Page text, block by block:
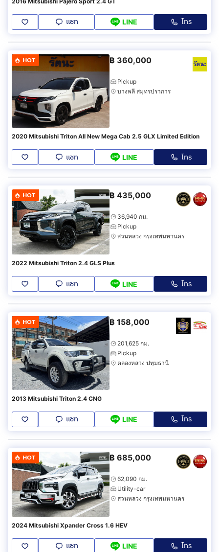
แชท LINE โทร
HOT ฿ 360,000
Pickup
บางพลี สมุทรปราการ
2020 Mitsubishi Triton All New Mega Cab 2.5 GLX Limited Edition
แชท LINE โทร
HOT ฿ 435,000
36,940 กม.
Pickup
สวนหลวง กรุงเทพมหานคร
2022 Mitsubishi Triton 2.4 GLS Plus
แชท LINE โทร
HOT ฿ 158,000
201,625 กม.
Pickup
คลองหลวง ปทุมธานี
2013 Mitsubishi Triton 2.4 CNG
แชท LINE โทร
HOT ฿ 685,000
62,090 กม.
Utility-car
สวนหลวง กรุงเทพมหานคร
2024 Mitsubishi Xpander Cross 1.6 HEV
แชท LINE โทร